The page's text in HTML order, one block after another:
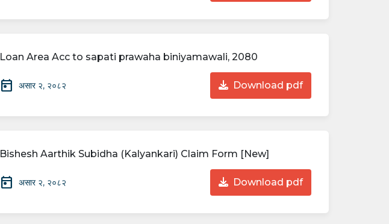
Loan Area Acc to sapati prawaha biniyamawali, 2080
today असार २, २०८२ Download pdf
Bishesh Aarthik Subidha (Kalyankari) Claim Form [New]
today असार २, २०८२ Download pdf